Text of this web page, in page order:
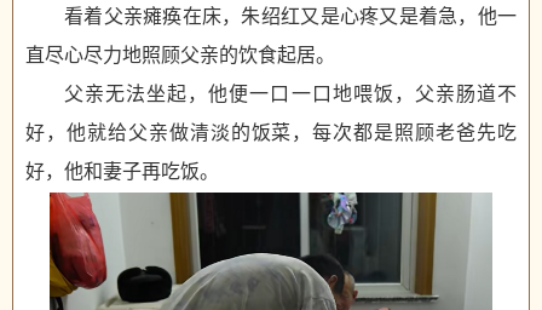
看着父亲瘫痪在床，朱绍红又是心疼又是着急，他一
直尽心尽力地照顾父亲的饮食起居。
父亲无法坐起，他便一口一口地喂饭，父亲肠道不
好，他就给父亲做清淡的饭菜，每次都是照顾老爸先吃
好，他和妻子再吃饭。